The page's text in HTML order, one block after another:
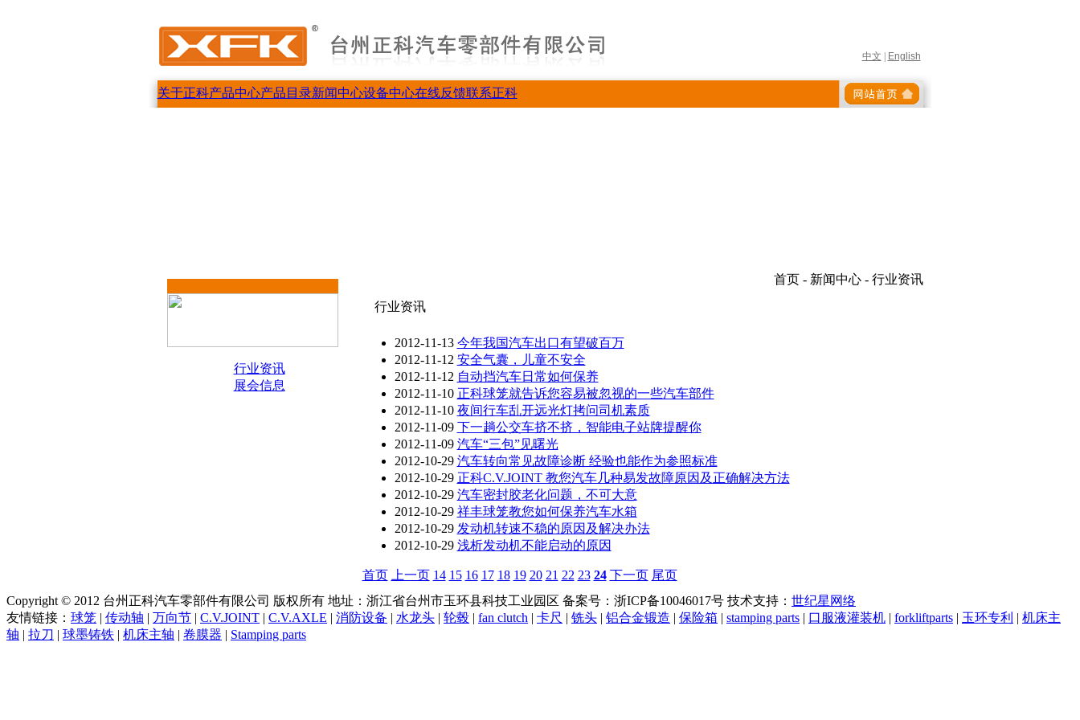
中文 English
关于正科产品中心产品目录新闻中心设备中心在线反馈联系正科
行业资讯
展会信息
首页 - 新闻中心 - 行业资讯
行业资讯
2012-11-13 今年我国汽车出口有望破百万
2012-11-12 安全气囊，儿童不安全
2012-11-12 自动挡汽车日常如何保养
2012-11-10 正科球笼就告诉您容易被忽视的一些汽车部件
2012-11-10 夜间行车乱开远光灯拷问司机素质
2012-11-09 下一趟公交车挤不挤，智能电子站牌提醒你
2012-11-09 汽车“三包”见曙光
2012-10-29 汽车转向常见故障诊断 经验也能作为参照标准
2012-10-29 正科C.V.JOINT 教您汽车几种易发故障原因及正确解决方法
2012-10-29 汽车密封胶老化问题，不可大意
2012-10-29 祥丰球笼教您如何保养汽车水箱
2012-10-29 发动机转速不稳的原因及解决办法
2012-10-29 浅析发动机不能启动的原因
首页 上一页 14 15 16 17 18 19 20 21 22 23 24 下一页 尾页
Copyright © 2012 台州正科汽车零部件有限公司 版权所有 地址：浙江省台州市玉环县科技工业园区 备案号：浙ICP备10046017号 技术支持： 世纪星网络
友情链接： 球笼 | 传动轴 | 万向节 | C.V.JOINT | C.V.AXLE | 消防设备 | 水龙头 | 轮毂 | fan clutch | 卡尺 | 铣头 | 铝合金锻造 | 保险箱 | stamping parts | 口服液灌装机 | forkliftparts | 玉环专利 | 机床主
轴 | 拉刀 | 球墨铸铁 | 机床主轴 | 卷膜器 | Stamping parts